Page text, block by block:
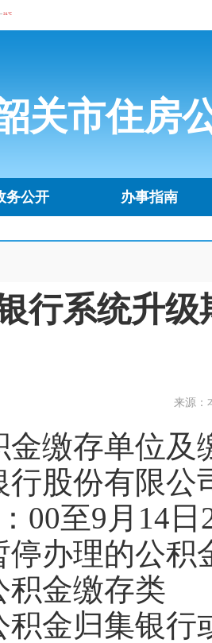
关市住房
务公开 办事指南
行系统升
来源：
金缴存单位及
份有限公司
00至9月14
停办理的公积
积金缴存类
归集银行